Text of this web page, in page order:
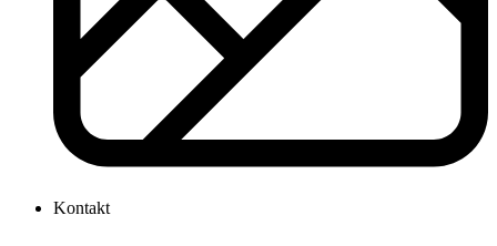
Kontakt